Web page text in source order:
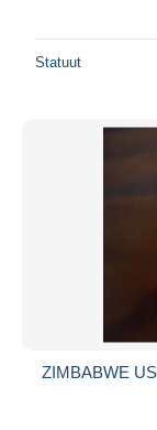
Statuut
ZIMBABWE